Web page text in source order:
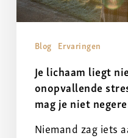
stress-
signalen
negeren!
Blog Ervaringen
Je lichaam liegt
onopvallende
mag je niet
Niemand zag iets